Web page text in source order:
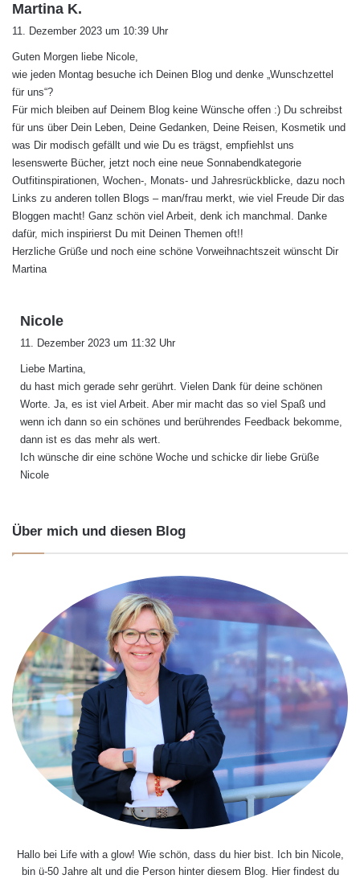
Martina K.
a
t
:
11. Dezember 2023 um 10:39 Uhr
Guten Morgen liebe Nicole,
wie jeden Montag besuche ich Deinen Blog und denke „Wunschzettel
für uns“?
Für mich bleiben auf Deinem Blog keine Wünsche offen :) Du schreibst
für uns über Dein Leben, Deine Gedanken, Deine Reisen, Kosmetik und
was Dir modisch gefällt und wie Du es trägst, empfiehlst uns
lesenswerte Bücher, jetzt noch eine neue Sonnabendkategorie
Outfitinspirationen, Wochen-, Monats- und Jahresrückblicke, dazu noch
Links zu anderen tollen Blogs – man/frau merkt, wie viel Freude Dir das
Bloggen macht! Ganz schön viel Arbeit, denk ich manchmal. Danke
dafür, mich inspirierst Du mit Deinen Themen oft!!
Herzliche Grüße und noch eine schöne Vorweihnachtszeit wünscht Dir
Martina
Nicole
t
:
11. Dezember 2023 um 11:32 Uhr
Liebe Martina,
du hast mich gerade sehr gerührt. Vielen Dank für deine schönen
Worte. Ja, es ist viel Arbeit. Aber mir macht das so viel Spaß und
wenn ich dann so ein schönes und berührendes Feedback bekomme,
dann ist es das mehr als wert.
Ich wünsche dir eine schöne Woche und schicke dir liebe Grüße
Nicole
Über mich und diesen Blog
Hallo bei Life with a glow! Wie schön, dass du hier bist. Ich bin Nicole,
bin ü-50 Jahre alt und die Person hinter diesem Blog. Hier findest du